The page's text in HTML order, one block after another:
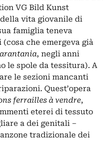
VG Bild Kunst
vita giovanile di
famiglia teneva
che emergeva già
, negli anni
le spole da tessitura). A
le sezioni mancanti
Quest’opera
ferrailles à vendre,
eterei di tessuto
a dei genitali –
tradizionale dei